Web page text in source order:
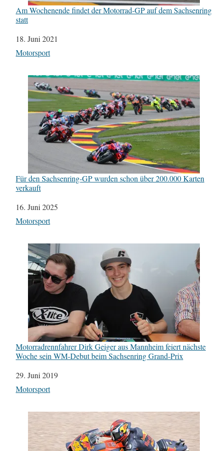
Am Wochenende findet der Motorrad-GP auf dem Sachsenring
statt
Datum
18. Juni 2021
In Bezug auf
Motorsport
Für den Sachsenring-GP wurden schon über 200.000 Karten
verkauft
Datum
16. Juni 2025
In Bezug auf
Motorsport
Motorradrennfahrer Dirk Geiger aus Mannheim feiert nächste
Woche sein WM-Debut beim Sachsenring Grand-Prix
Datum
29. Juni 2019
In Bezug auf
Motorsport